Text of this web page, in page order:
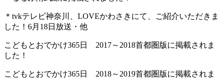
＊tvkテレビ神奈川、LOVEかわさきにて、ご紹介いただきま
した！6月18日放送・他
こどもとおでかけ365日 2017～2018首都圏版に掲載されま
した！
こどもとおでかけ365日 2018～2019首都圏版に掲載されま